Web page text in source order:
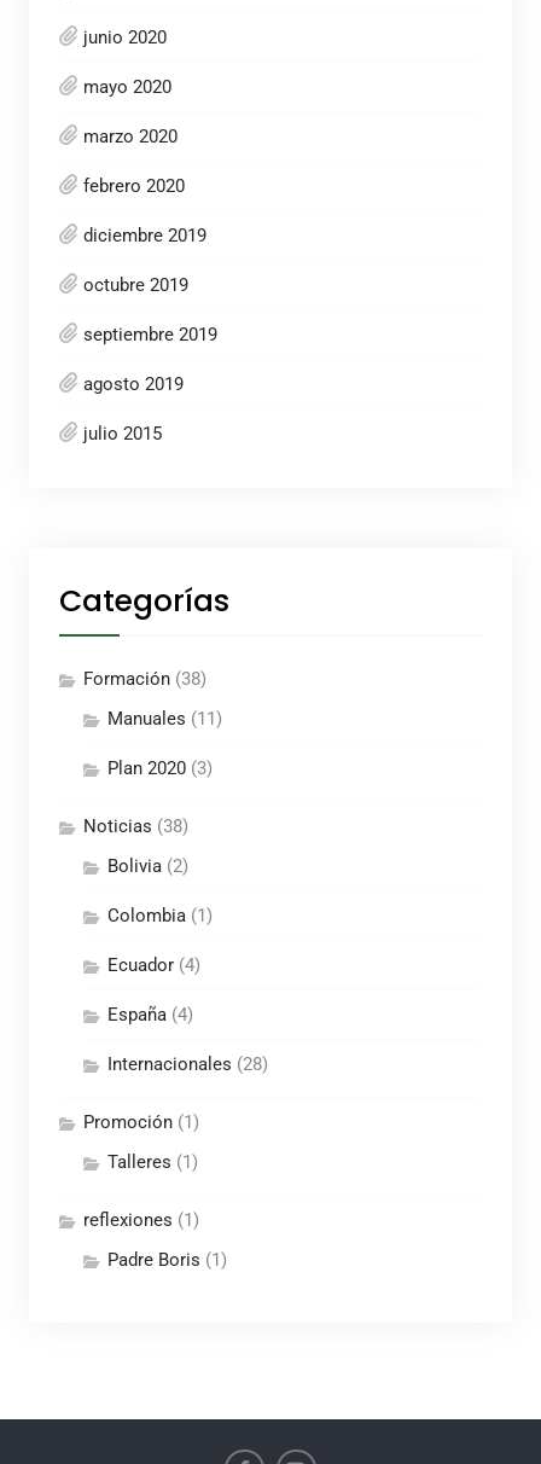
junio 2020
mayo 2020
marzo 2020
febrero 2020
diciembre 2019
octubre 2019
septiembre 2019
agosto 2019
julio 2015
Categorías
Formación(38)
Manuales (11)
Plan 2020(3)
Noticias (38)
Bolivia(2)
Colombia(1)
Ecuador(4)
España(4)
Internacionales (28)
Promoción(1)
Talleres (1)
reflexiones (1)
Padre Boris (1)